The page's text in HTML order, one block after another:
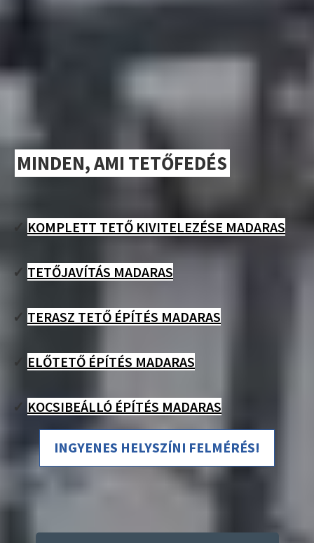
MINDEN, AMI TETŐFEDÉS
✓ KOMPLETT TETŐ KIVITELEZÉSE MADARAS
✓ TETŐJAVÍTÁS MADARAS
✓ TERASZ TETŐ ÉPÍTÉS MADARAS
✓ ELŐTETŐ ÉPÍTÉS MADARAS
✓ KOCSIBEÁLLÓ ÉPÍTÉS MADARAS
INGYENES HELYSZÍNI FELMÉRÉS!